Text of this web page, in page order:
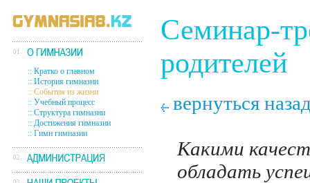
:: Кратко о главном
:: История гимназии
:: События из жизни
:: Учебный процесс
:: Структура гимназии
:: Достижения гимназии
:: Гимн гимназии
Семинар-
родителей
вернуться
Какими
обладать